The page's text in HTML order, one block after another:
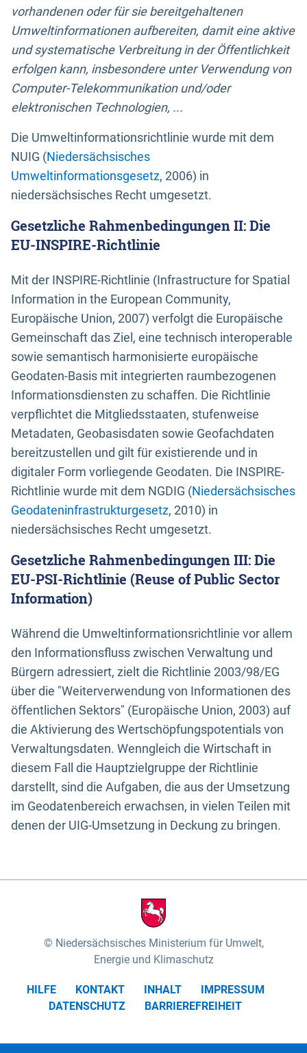
vorhandenen oder für sie bereitgehaltenen
Umweltinformationen aufbereiten, damit eine aktive
und systematische Verbreitung in der Öffentlichkeit
erfolgen kann, insbesondere unter Verwendung von
Computer-Telekommunikation und/oder
elektronischen Technologien, ...
Die Umweltinformationsrichtlinie wurde mit dem
NUIG (Niedersächsisches
Umweltinformationsgesetz, 2006) in
niedersächsisches Recht umgesetzt.
Gesetzliche Rahmenbedingungen II: Die
EU-INSPIRE-Richtlinie
Mit der INSPIRE-Richtlinie (Infrastructure for Spatial
Information in the European Community,
Europäische Union, 2007) verfolgt die Europäische
Gemeinschaft das Ziel, eine technisch interoperable
sowie semantisch harmonisierte europäische
Geodaten-Basis mit integrierten raumbezogenen
Informationsdiensten zu schaffen. Die Richtlinie
verpflichtet die Mitgliedsstaaten, stufenweise
Metadaten, Geobasisdaten sowie Geofachdaten
bereitzustellen und gilt für existierende und in
digitaler Form vorliegende Geodaten. Die INSPIRE-
Richtlinie wurde mit dem NGDIG (Niedersächsisches
Geodateninfrastrukturgesetz, 2010) in
niedersächsisches Recht umgesetzt.
Gesetzliche Rahmenbedingungen III: Die
EU-PSI-Richtlinie (Reuse of Public Sector
Information)
Während die Umweltinformationsrichtlinie vor allem
den Informationsfluss zwischen Verwaltung und
Bürgern adressiert, zielt die Richtlinie 2003/98/EG
über die "Weiterverwendung von Informationen des
öffentlichen Sektors" (Europäische Union, 2003) auf
die Aktivierung des Wertschöpfungspotentials von
Verwaltungsdaten. Wenngleich die Wirtschaft in
diesem Fall die Hauptzielgruppe der Richtlinie
darstellt, sind die Aufgaben, die aus der Umsetzung
im Geodatenbereich erwachsen, in vielen Teilen mit
denen der UIG-Umsetzung in Deckung zu bringen.
Niedersächsisches Ministerium für Umwelt,
Energie und Klimaschutz
HILFE KONTAKT INHALT
IMPRESSUM
DATENSCHUTZ
BARRIEREFREIHEIT